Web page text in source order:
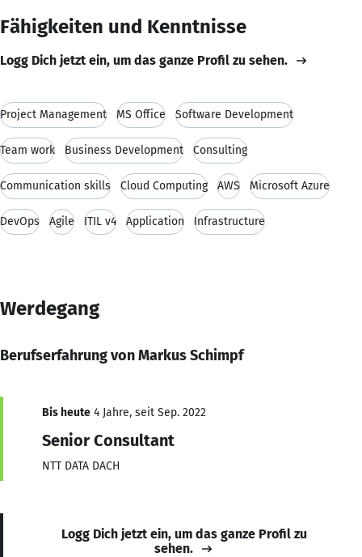
Fähigkeiten und Kenntnisse
Logg Dich jetzt ein, um das ganze Profil zu sehen.
Project Management MS Office Software Development
Team work Business Development Consulting
Communication skills Cloud Computing AWS Microsoft Azure
DevOps Agile ITIL v4 Application Infrastructure
Werdegang
Berufserfahrung von Markus Schimpf
Bis heute 4 Jahre, seit Sep. 2022
Senior Consultant
NTT DATA DACH
Logg Dich jetzt ein, um das ganze Profil zu
sehen.